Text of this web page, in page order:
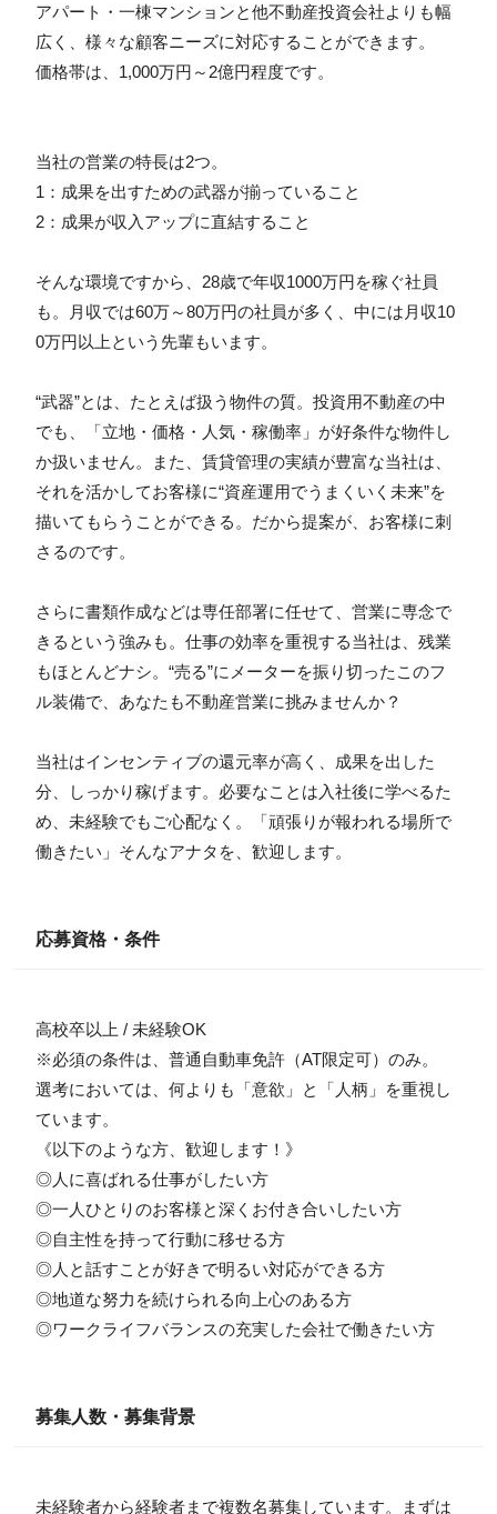
アパート・一棟マンションと他不動産投資会社よりも幅
広く、様々な顧客ニーズに対応することができます。
価格帯は、1,000万円～2億円程度です。
当社の営業の特長は2つ。
1：成果を出すための武器が揃っていること
2：成果が収入アップに直結すること
そんな環境ですから、28歳で年収1000万円を稼ぐ社員
も。月収では60万～80万円の社員が多く、中には月収10
0万円以上という先輩もいます。
“武器”とは、たとえば扱う物件の質。投資用不動産の中
でも、「立地・価格・人気・稼働率」が好条件な物件し
か扱いません。また、賃貸管理の実績が豊富な当社は、
それを活かしてお客様に“資産運用でうまくいく未来”を
描いてもらうことができる。だから提案が、お客様に刺
さるのです。
さらに書類作成などは専任部署に任せて、営業に専念で
きるという強みも。仕事の効率を重視する当社は、残業
もほとんどナシ。“売る”にメーターを振り切ったこのフ
ル装備で、あなたも不動産営業に挑みませんか？
当社はインセンティブの還元率が高く、成果を出した
分、しっかり稼げます。必要なことは入社後に学べるた
め、未経験でもご心配なく。「頑張りが報われる場所で
働きたい」そんなアナタを、歓迎します。
応募資格・条件
高校卒以上 / 未経験OK
※必須の条件は、普通自動車免許（AT限定可）のみ。
選考においては、何よりも「意欲」と「人柄」を重視し
ています。
《以下のような方、歓迎します！》
◎人に喜ばれる仕事がしたい方
◎一人ひとりのお客様と深くお付き合いしたい方
◎自主性を持って行動に移せる方
◎人と話すことが好きで明るい対応ができる方
◎地道な努力を続けられる向上心のある方
◎ワークライフバランスの充実した会社で働きたい方
募集人数・募集背景
未経験者から経験者まで複数名募集しています。まずは